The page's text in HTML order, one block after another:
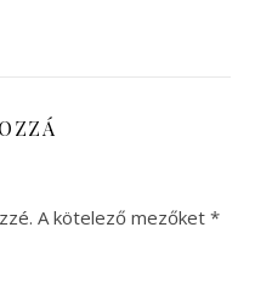
A kötelező mezőket *